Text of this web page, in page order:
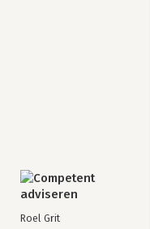
Roel Grit